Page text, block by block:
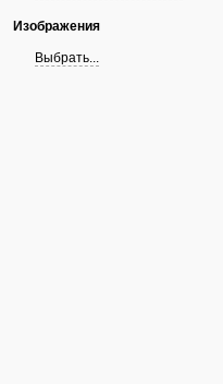
Изображения
Выбрать...